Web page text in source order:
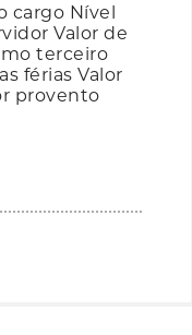
cargo Nível
Valor de
terceiro
férias Valor
provento